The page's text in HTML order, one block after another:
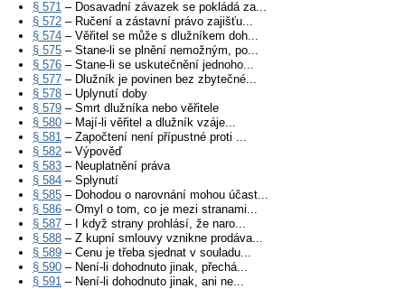
§ 571 – Dosavadní závazek se pokládá za...
§ 572 – Ručení a zástavní právo zajišťu...
§ 574 – Věřitel se může s dlužníkem doh...
§ 575 – Stane-li se plnění nemožným, po...
§ 576 – Stane-li se uskutečnění jednoho...
§ 577 – Dlužník je povinen bez zbytečné...
§ 578 – Uplynutí doby
§ 579 – Smrt dlužníka nebo věřitele
§ 580 – Mají-li věřitel a dlužník vzáje...
§ 581 – Započtení není přípustné proti ...
§ 582 – Výpověď
§ 583 – Neuplatnění práva
§ 584 – Splynutí
§ 585 – Dohodou o narovnání mohou účast...
§ 586 – Omyl o tom, co je mezi stranami...
§ 587 – I když strany prohlásí, že naro...
§ 588 – Z kupní smlouvy vznikne prodáva...
§ 589 – Cenu je třeba sjednat v souladu...
§ 590 – Není-li dohodnuto jinak, přechá...
§ 591 – Není-li dohodnuto jinak, ani ne...